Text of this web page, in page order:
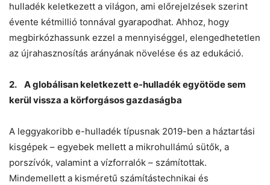
hulladék keletkezett a világon, ami előrejelzések szerint
évente kétmillió tonnával gyarapodhat. Ahhoz, hogy
megbirkózhassunk ezzel a mennyiséggel, elengedhetetlen
az újrahasznosítás arányának növelése és az edukáció.
2. A globálisan keletkezett e-hulladék egyötöde sem
kerül vissza a körforgásos gazdaságba
A leggyakoribb e-hulladék típusnak 2019-ben a háztartási
kisgépek – egyebek mellett a mikrohullámú sütők, a
porszívók, valamint a vízforralók – számítottak.
Mindemellett a kisméretű számítástechnikai és